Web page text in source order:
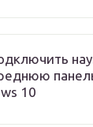
10